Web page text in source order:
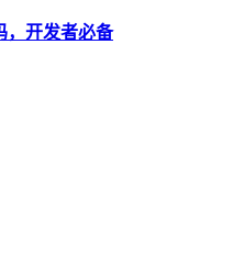
，开发者必备